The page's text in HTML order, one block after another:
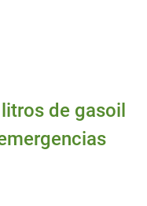
de gasoil